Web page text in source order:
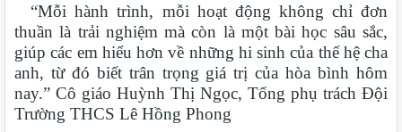
“Mỗi hành trình, mỗi hoạt động không chỉ đơn
thuần là trải nghiệm mà còn là một bài học sâu sắc,
giúp các em hiểu hơn về những hi sinh của thế hệ cha
anh, từ đó biết trân trọng giá trị của hòa bình hôm
nay.” Cô giáo Huỳnh Thị Ngọc, Tổng phụ trách Đội
Trường THCS Lê Hồng Phong